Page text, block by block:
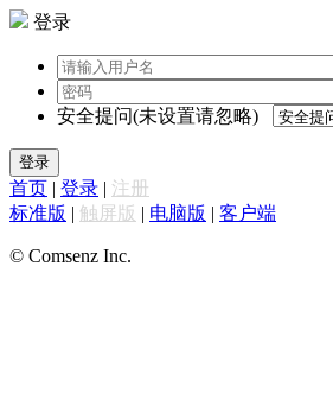
登录
安全提问(未设置请忽略)
登录
首页 | 登录 | 注册
标准版 | 触屏版 | 电脑版 | 客户端
© Comsenz Inc.